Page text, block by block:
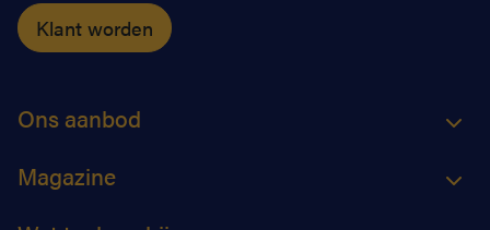
Klant worden
Ons aanbod
Magazine